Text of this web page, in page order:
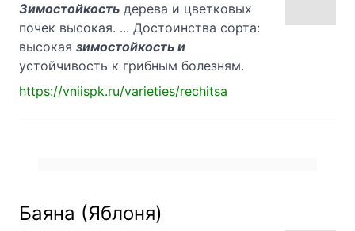
Зимостойкость дерева и цветковых
почек высокая. ... Достоинства сорта:
высокая зимостойкость и
устойчивость к грибным болезням.
https://vniispk.ru/varieties/rechitsa
Баяна (Яблоня)